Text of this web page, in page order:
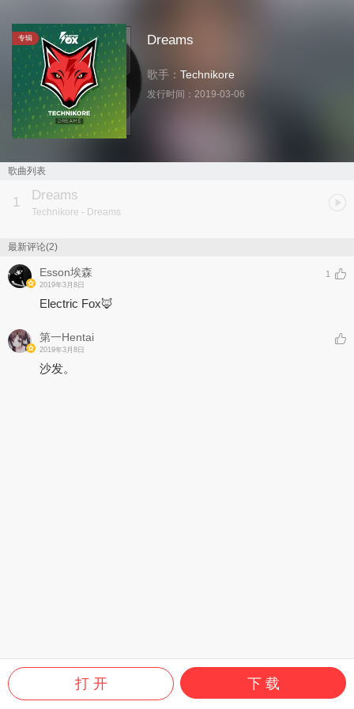
专辑 Dreams
歌手： Technikore
发行时间： 2019-03-06
歌曲列表
1 Dreams
Technikore - Dreams
最新评论(2)
Esson埃森
2019年3月8日
1
Electric Fox🦊
第一Hentai
2019年3月8日
沙发。
打 开 下 载